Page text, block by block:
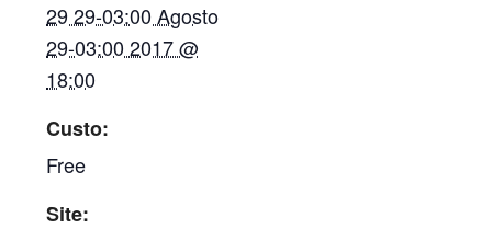
29 29-03:00 Agosto
29-03:00 2017 @
18:00
Custo:
Free
Site: